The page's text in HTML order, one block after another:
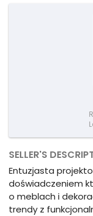
SELLER'S
Entuzjasta
doświadczeniem
o meblach i
trendy z